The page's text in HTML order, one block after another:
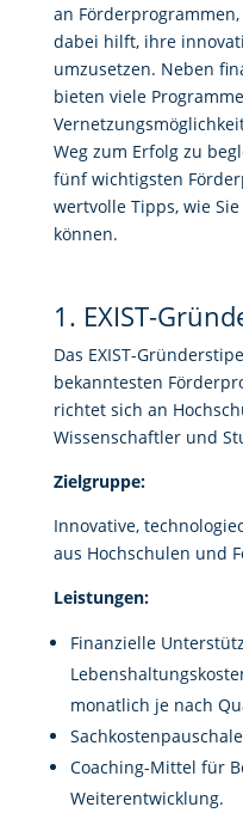
an
dabei hilft, ihre
umzusetzen. Neben
bieten viele
Weg zum Erfolg zu
fünf wichtigsten
wertvolle Tipps, wie
können.
1. EXIST-
Das EXIST-
bekanntesten
richtet sich an
Wissenschaftler und
Zielgruppe:
Innovative,
aus Hochschulen und
Leistungen:
Finanzielle
monatlich je nach
Coaching-Mittel für
Weiterentwicklung.